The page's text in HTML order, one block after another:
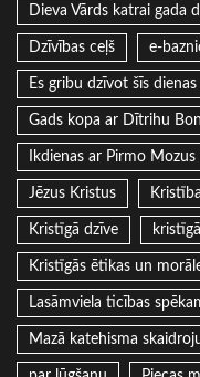
Dieva Vārds katrai gada
Dzīvības ceļš e-
Es gribu dzīvot šīs dienas
Gads kopa ar Dītrihu
Ikdienas ar Pirmo
Jēzus Kristus Kristība
Kristīgā dzīve
Kristīgās ētikas un
Lasāmviela ticības
Mazā katehisma